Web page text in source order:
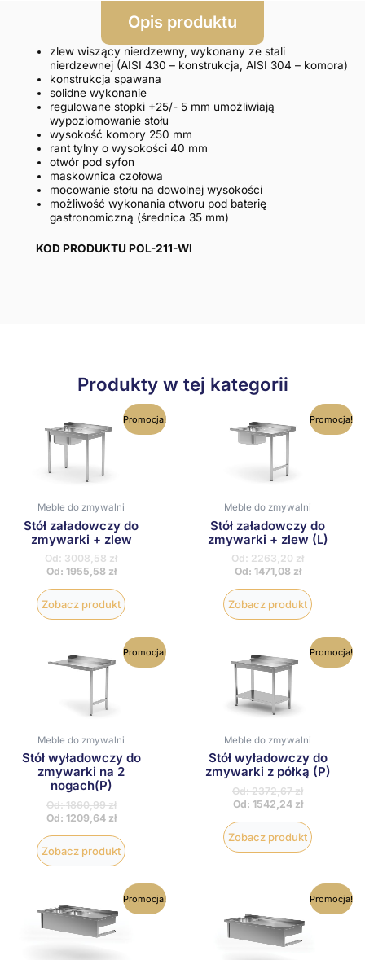
Opis produktu
zlew wiszący nierdzewny, wykonany ze stali
nierdzewnej (AISI 430 – konstrukcja, AISI 304 – komora)
konstrukcja spawana
solidne wykonanie
regulowane stopki +25/- 5 mm umożliwiają
wypoziomowanie stołu
wysokość komory 250 mm
rant tylny o wysokości 40 mm
otwór pod syfon
maskownica czołowa
mocowanie stołu na dowolnej wysokości
możliwość wykonania otworu pod baterię
gastronomiczną (średnica 35 mm)
KOD PRODUKTU POL-211-WI
Produkty w tej kategorii
Promocja!
Meble do zmywalni
Stół załadowczy do
zmywarki + zlew
Od:3008,58zł
Od: 1955,58 zł
Zobacz produkt
Ten
produkt
na
stronie
Promocja!
Meble do zmywalni
Stół załadowczy do
zmywarki + zlew (L)
Od:2263,20zł
Od: 1471,08 zł
Zobacz produkt
Ten
produkt
na
stronie
Promocja!
Meble do zmywalni
Stół wyładowczy do
zmywarki na 2
nogach(P)
Od:1860,99zł
Od: 1209,64 zł
Zobacz produkt
Ten
produkt
na
Promocja!
Meble do zmywalni
Stół wyładowczy do
zmywarki z półką (P)
Od:2372,67zł
Od: 1542,24 zł
Zobacz produkt
Ten
produkt
na
stronie
Promocja!
Ten
produkt
Promocja!
Ten
produkt